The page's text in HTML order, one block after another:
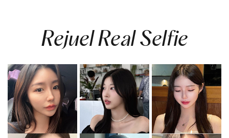
Rejuel Real Selfie